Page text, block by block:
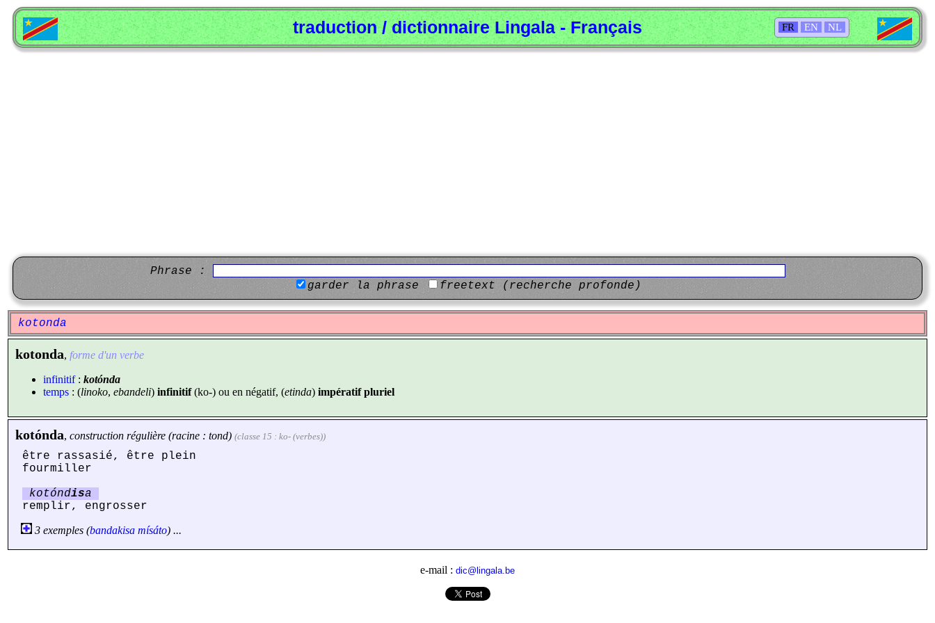
FR EN NL
traduction / dictionnaire Lingala - Français
Phrase :
garder la phrase
freetext (recherche profonde)
kotonda
kotonda, forme d'un verbe
infinitif: kotónda
temps : (linoko, ebandeli) infinitif(ko-) ou en négatif, (etinda) impératif pluriel
kotónda, construction régulière (racine : tond) (classe 15 : ko- (verbes))
être rassasié, être plein
fourmiller
kotóndisa
remplir, engrosser
3 exemples (bandakisa mísáto) ...
e-mail : dic@lingala.be